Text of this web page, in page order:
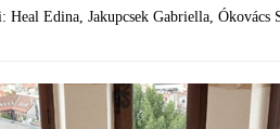
Heal Edina, Jakupcsek Gabriella, Ókovács